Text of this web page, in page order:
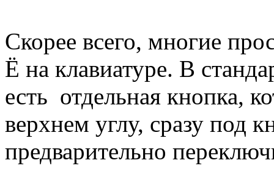
Скорее всего, многие
Ё на клавиатуре. В
есть отдельная кнопка,
верхнем углу, сразу под
предварительно